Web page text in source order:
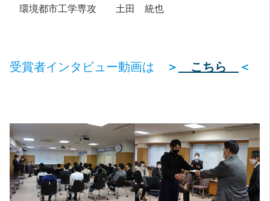
環境都市工学専攻 土田 統也
受賞者インタビュー動画は ＞ こちら ＜